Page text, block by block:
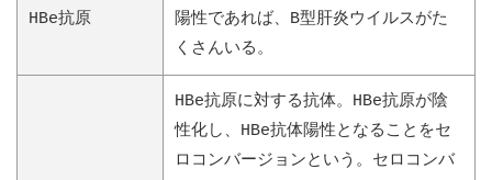
HBe抗原
陽性であれば、B型肝炎ウイルスがた
くさんいる。
HBe抗原に対する抗体。HBe抗原が陰
性化し、HBe抗体陽性となることをセ
ロコンバージョンという。セロコンバ